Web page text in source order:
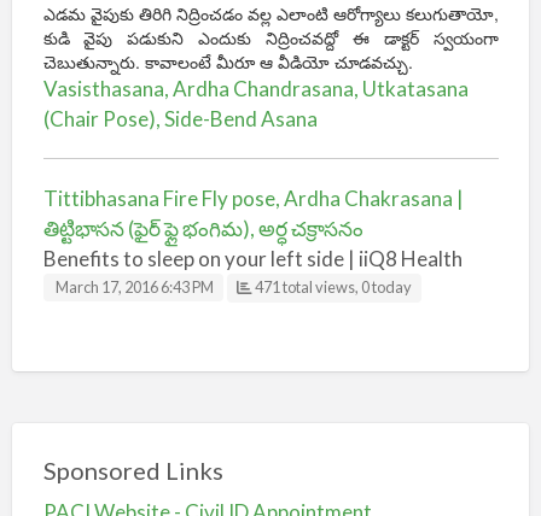
ఎడమ వైపుకు తిరిగి నిద్రించడం వల్ల ఎలాంటి ఆరోగ్యాలు కలుగుతాయో,
కుడి వైపు పడుకుని ఎందుకు నిద్రించవద్దో ఈ డాక్టర్ స్వయంగా
చెబుతున్నారు. కావాలంటే మీరూ ఆ వీడియో చూడవచ్చు.
Vasisthasana, Ardha Chandrasana, Utkatasana
(Chair Pose), Side-Bend Asana
Tittibhasana Fire Fly pose, Ardha Chakrasana |
తిట్టిభాసన (ఫైర్ ఫ్లై భంగిమ), అర్ధ చక్రాసనం
Benefits to sleep on your left side | iiQ8 Health
March 17, 2016 6:43 PM 471 total views, 0 today
Sponsored Links